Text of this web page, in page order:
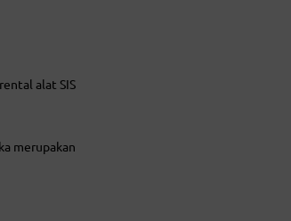
alat SIS
merupakan